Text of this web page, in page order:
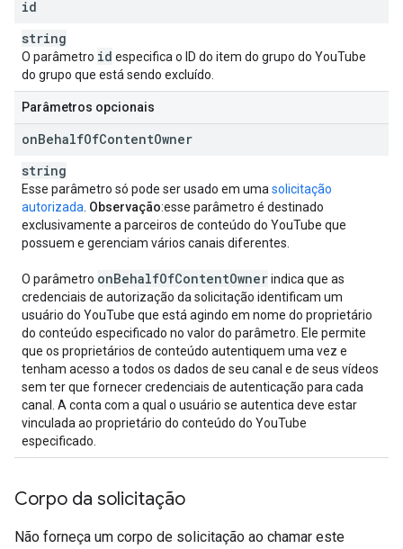
id
string
O parâmetro id especifica o ID do item do grupo do YouTube
do grupo que está sendo excluído.
Parâmetros opcionais
onBehalfOfContentOwner
string
Esse parâmetro só pode ser usado em uma solicitação
autorizada Observação:esse parâmetro é destinado
exclusivamente a parceiros de conteúdo do YouTube que
possuem e gerenciam vários canais diferentes.
O parâmetro onBehalfOfContentOwnerindica que as
credenciais de autorização da solicitação identificam um
usuário do YouTube que está agindo em nome do proprietário
do conteúdo especificado no valor do parâmetro. Ele permite
que os proprietários de conteúdo autentiquem uma vez e
tenham acesso a todos os dados de seu canal e de seus vídeos
sem ter que fornecer credenciais de autenticação para cada
canal. A conta com a qual o usuário se autentica deve estar
vinculada ao proprietário do conteúdo do YouTube
especificado.
Corpo da solicitação
Não forneça um corpo de solicitação ao chamar este